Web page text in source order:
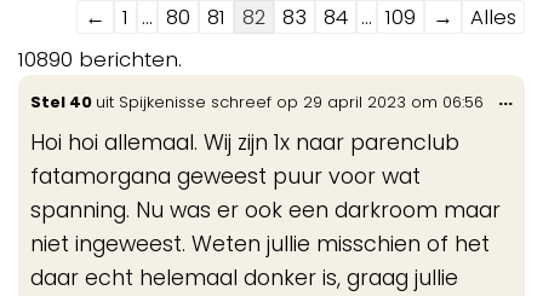
Navigatie
door
de
gastenboek-
lijst
← 1 ... 80 81 82 83 84 ... 109 →
Alles
10890 berichten.
Stel 40 uit Spijkenisse schreef op 29 april 2023 om 06:56
Hoi hoi allemaal. Wij zijn 1x naar parenclub
fatamorgana geweest puur voor wat
spanning. Nu was er ook een darkroom maar
niet ingeweest. Weten jullie misschien of het
daar echt helemaal donker is, graag jullie
...